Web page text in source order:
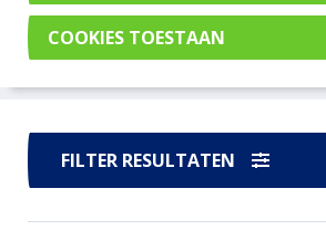
Heb je een vraag, aarzel dan niet
op te nemen. Wij geven je
FILTER RESULTATEN